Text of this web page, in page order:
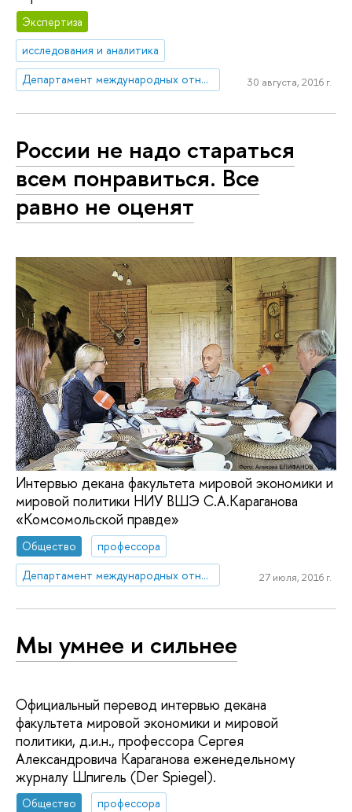
Экспертиза
исследования и аналитика
Департамент международных отношений
30 августа, 2016 г.
России не надо стараться
всем понравиться. Все
равно не оценят
Интервью декана факультета мировой экономики и
мировой политики НИУ ВШЭ С.А.Караганова
«Комсомольской правде»
Общество
профессора
Департамент международных отношений
27 июля, 2016 г.
Мы умнее и сильнее
Официальный перевод интервью декана
факультета мировой экономики и мировой
политики, д.и.н., профессора Сергея
Александровича Караганова еженедельному
журналу Шпигель (Der Spiegel).
Общество
профессора